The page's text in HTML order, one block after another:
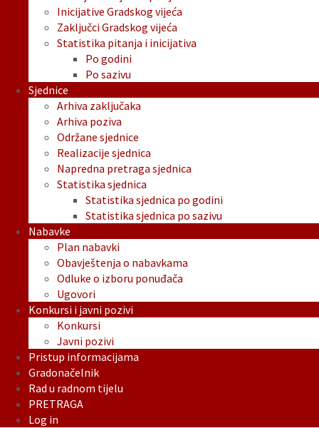
Inicijative Gradskog vijeća
Zaključci Gradskog vijeća
Statistika pitanja i inicijativa
Po godini
Po sazivu
Sjednice
Arhiva zaključaka
Arhiva poziva
Održane sjednice
Realizacije sjednica
Napredna pretraga sjednica
Statistika sjednica
Statistika sjednica po godini
Statistika sjednica po sazivu
Nabavke
Plan nabavki
Obavještenja o nabavkama
Odluke o izboru ponuđača
Ugovori
Konkursi i javni pozivi
Konkursi
Javni pozivi
Pristup informacijama
Gradonačelnik
Rad u radnom tijelu
PRETRAGA
Log in